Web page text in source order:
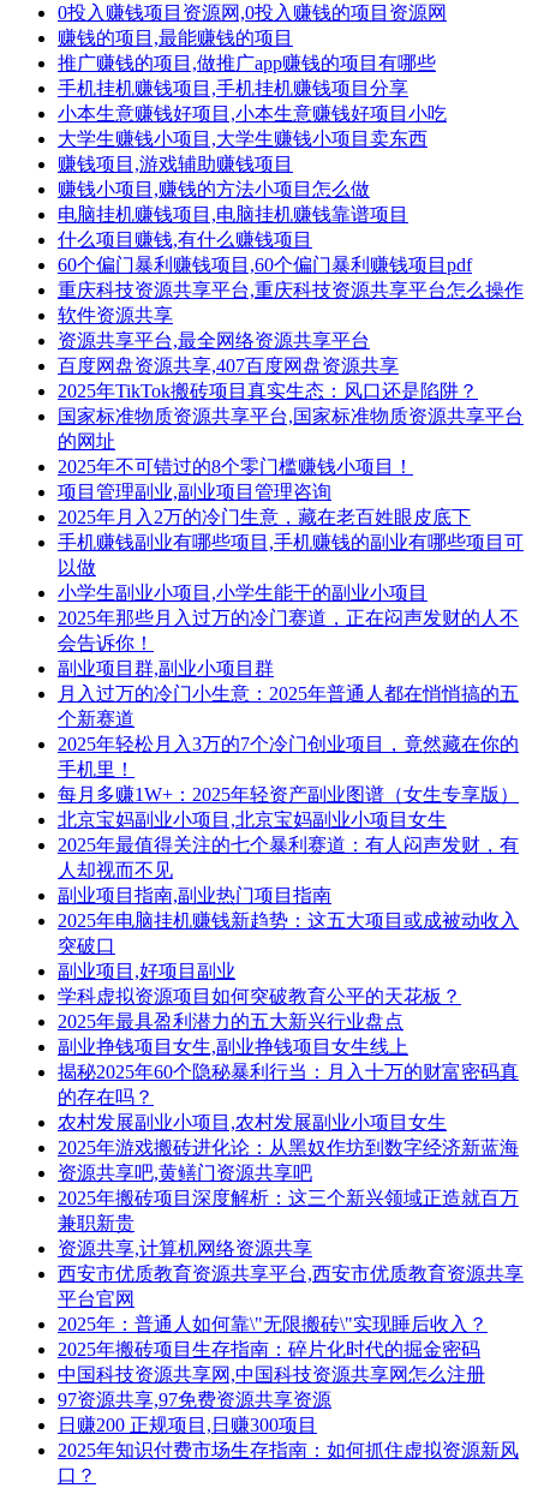
0投入赚钱项目资源网,0投入赚钱的项目资源网
赚钱的项目,最能赚钱的项目
推广赚钱的项目,做推广app赚钱的项目有哪些
手机挂机赚钱项目,手机挂机赚钱项目分享
小本生意赚钱好项目,小本生意赚钱好项目小吃
大学生赚钱小项目,大学生赚钱小项目卖东西
赚钱项目,游戏辅助赚钱项目
赚钱小项目,赚钱的方法小项目怎么做
电脑挂机赚钱项目,电脑挂机赚钱靠谱项目
什么项目赚钱,有什么赚钱项目
60个偏门暴利赚钱项目,60个偏门暴利赚钱项目pdf
重庆科技资源共享平台,重庆科技资源共享平台怎么操作
软件资源共享
资源共享平台,最全网络资源共享平台
百度网盘资源共享,407百度网盘资源共享
2025年TikTok搬砖项目真实生态：风口还是陷阱？
国家标准物质资源共享平台,国家标准物质资源共享平台
的网址
2025年不可错过的8个零门槛赚钱小项目！
项目管理副业,副业项目管理咨询
2025年月入2万的冷门生意，藏在老百姓眼皮底下
手机赚钱副业有哪些项目,手机赚钱的副业有哪些项目可
以做
小学生副业小项目,小学生能干的副业小项目
2025年那些月入过万的冷门赛道，正在闷声发财的人不
会告诉你！
副业项目群,副业小项目群
月入过万的冷门小生意：2025年普通人都在悄悄搞的五
个新赛道
2025年轻松月入3万的7个冷门创业项目，竟然藏在你的
手机里！
每月多赚1W+：2025年轻资产副业图谱（女生专享版）
北京宝妈副业小项目,北京宝妈副业小项目女生
2025年最值得关注的七个暴利赛道：有人闷声发财，有
人却视而不见
副业项目指南,副业热门项目指南
2025年电脑挂机赚钱新趋势：这五大项目或成被动收入
突破口
副业项目,好项目副业
学科虚拟资源项目如何突破教育公平的天花板？
2025年最具盈利潜力的五大新兴行业盘点
副业挣钱项目女生,副业挣钱项目女生线上
揭秘2025年60个隐秘暴利行当：月入十万的财富密码真
的存在吗？
农村发展副业小项目,农村发展副业小项目女生
2025年游戏搬砖进化论：从黑奴作坊到数字经济新蓝海
资源共享吧,黄鳝门资源共享吧
2025年搬砖项目深度解析：这三个新兴领域正造就百万
兼职新贵
资源共享,计算机网络资源共享
西安市优质教育资源共享平台,西安市优质教育资源共享
平台官网
2025年：普通人如何靠\"无限搬砖\"实现睡后收入？
2025年搬砖项目生存指南：碎片化时代的掘金密码
中国科技资源共享网,中国科技资源共享网怎么注册
97资源共享,97免费资源共享资源
日赚200 正规项目,日赚300项目
2025年知识付费市场生存指南：如何抓住虚拟资源新风
口？